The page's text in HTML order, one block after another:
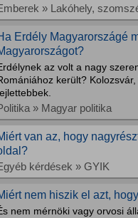
» Lakóhely,
Erdély Magyarországé
az volt a nagy
került?
» Magyar politika
van az, hogy
kérdések » GYIK
nem hiszik el azt,
nem mérnöki vagy orvosi